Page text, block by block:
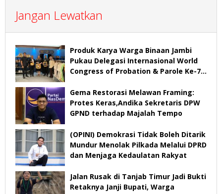
Jangan Lewatkan
Produk Karya Warga Binaan Jambi
Pukau Delegasi Internasional World
Congress of Probation & Parole Ke-7
Gema Restorasi Melawan Framing:
Protes Keras,Andika Sekretaris DPW
GPND terhadap Majalah Tempo
(OPINI) Demokrasi Tidak Boleh Ditarik
Mundur Menolak Pilkada Melalui DPRD
dan Menjaga Kedaulatan Rakyat
Jalan Rusak di Tanjab Timur Jadi Bukti
Retaknya Janji Bupati, Warga